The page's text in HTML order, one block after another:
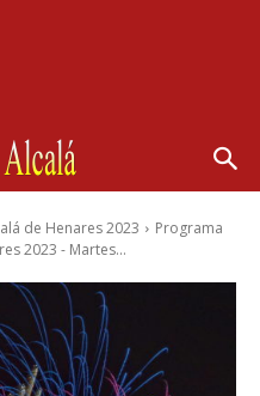
de Henares 2023
Programa
2023 - Martes...